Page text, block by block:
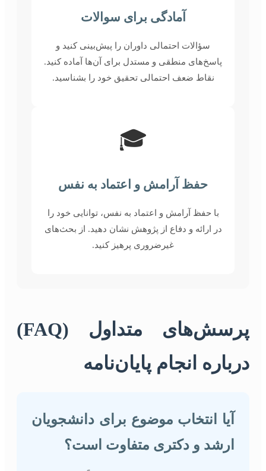
آمادگی برای سوالات
سؤالات احتمالی داوران را پیش‌بینی کنید و
پاسخ‌های منطقی و مستدل برای آن‌ها آماده کنید.
نقاط ضعف احتمالی تحقیق خود را بشناسید.
🎓
حفظ آرامش و اعتماد به نفس
با حفظ آرامش و اعتماد به نفس، توانایی خود را
در ارائه و دفاع از پژوهش نشان دهید. از بحث‌های
غیرضروری پرهیز کنید.
پرسش‌های متداول (FAQ)
درباره انجام پایان‌نامه
آیا انتخاب موضوع برای دانشجویان
ارشد و دکتری متفاوت است؟